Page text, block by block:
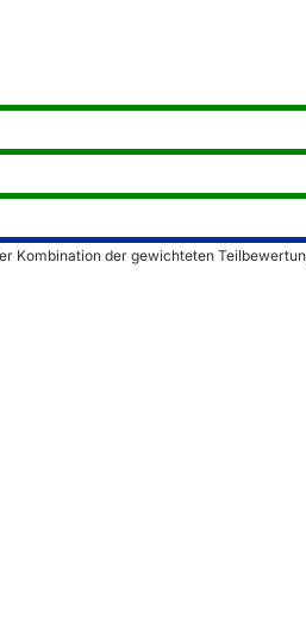
Kombination der gewichteten